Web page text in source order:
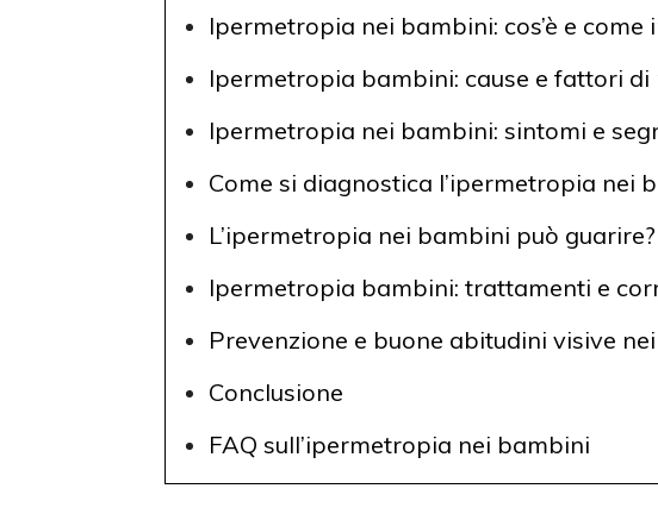
Ipermetropia nei bambini: cos’è e come
Ipermetropia bambini: cause e fattori di
Ipermetropia nei bambini: sintomi e
Come si diagnostica l’ipermetropia nei
L’ipermetropia nei bambini può guarire?
Ipermetropia bambini: trattamenti e
Prevenzione e buone abitudini visive
Conclusione
FAQ sull’ipermetropia nei bambini